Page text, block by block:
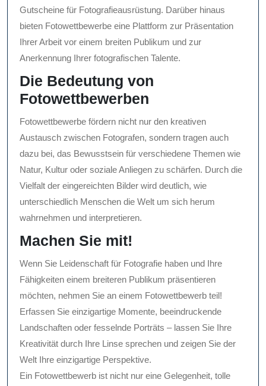
Gutscheine für Fotografieausrüstung. Darüber hinaus
bieten Fotowettbewerbe eine Plattform zur Präsentation
Ihrer Arbeit vor einem breiten Publikum und zur
Anerkennung Ihrer fotografischen Talente.
Die Bedeutung von
Fotowettbewerben
Fotowettbewerbe fördern nicht nur den kreativen
Austausch zwischen Fotografen, sondern tragen auch
dazu bei, das Bewusstsein für verschiedene Themen wie
Natur, Kultur oder soziale Anliegen zu schärfen. Durch die
Vielfalt der eingereichten Bilder wird deutlich, wie
unterschiedlich Menschen die Welt um sich herum
wahrnehmen und interpretieren.
Machen Sie mit!
Wenn Sie Leidenschaft für Fotografie haben und Ihre
Fähigkeiten einem breiteren Publikum präsentieren
möchten, nehmen Sie an einem Fotowettbewerb teil!
Erfassen Sie einzigartige Momente, beeindruckende
Landschaften oder fesselnde Porträts – lassen Sie Ihre
Kreativität durch Ihre Linse sprechen und zeigen Sie der
Welt Ihre einzigartige Perspektive.
Ein Fotowettbewerb ist nicht nur eine Gelegenheit, tolle